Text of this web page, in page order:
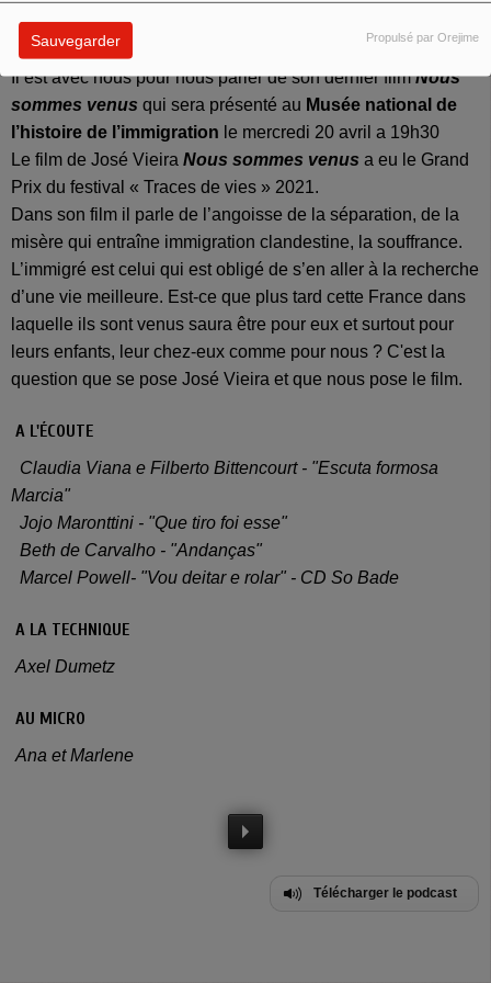
Sauvegarder Propulsé par Orejime
France 2, France 3, la Cinquième et Arte. Il s'est intéressé à
la question de l'émigration/immigration dans plusieurs films.
Il est avec nous pour nous parler de son dernier filmNous
sommes venus qui sera présenté au Musée national de
l’histoire de l’immigration le mercredi 20 avril a 19h30
Le film de José Vieira Nous sommes venus a eu le Grand
Prix du festival « Traces de vies » 2021.
Dans son film il parle de l’angoisse de la séparation, de la
misère qui entraîne immigration clandestine, la souffrance.
L’immigré est celui qui est obligé de s’en aller à la recherche
d’une vie meilleure. Est-ce que plus tard cette France dans
laquelle ils sont venus saura être pour eux et surtout pour
leurs enfants, leur chez-eux comme pour nous ? C'est la
question que se pose José Vieira et que nous pose le film.
A L'ÉCOUTE
Claudia Viana e Filberto Bittencourt - "Escuta formosa
Marcia"
Jojo Maronttini - "Que tiro foi esse"
Beth de Carvalho - "Andanças"
Marcel Powell- "Vou deitar e rolar" - CD So Bade
A LA TECHNIQUE
Axel Dumetz
AU MICRO
Ana et Marlene
Télécharger le podcast